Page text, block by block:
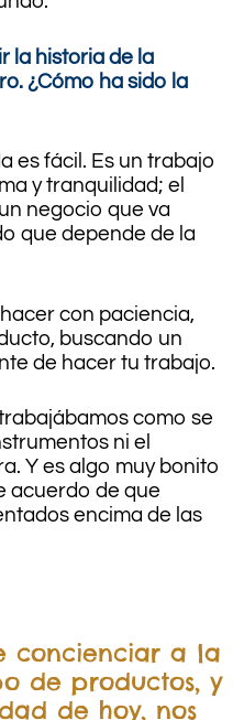
la historia de la
¿Cómo ha sido la
es fácil. Es un trabajo
y tranquilidad; el
negocio que va
que depende de la
con paciencia,
buscando un
de hacer tu trabajo.
como se
ni el
Y es algo muy bonito
acuerdo de que
encima de las
concienciar a la
de productos, y
de hoy, nos